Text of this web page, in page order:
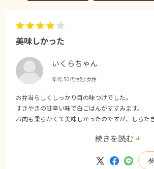
美味しかった
いくらちゃん
年代:50代性別:女性
お弁当らしくしっかり目の味つけでした。
すきやきの甘辛い味で白ごはんがすすみます。
お肉も柔らかくて美味しかったのですが、しらた
味たまごも入ってたらもっとテンション上がるな
続きを読む